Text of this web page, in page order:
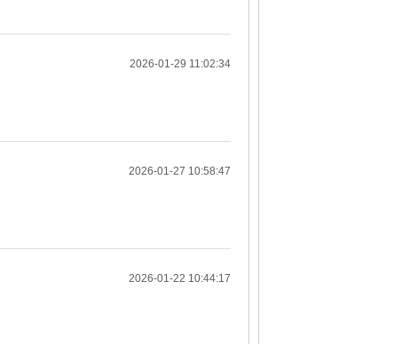
2026-01-29 11:02:34
2026-01-27 10:58:47
2026-01-22 10:44:17